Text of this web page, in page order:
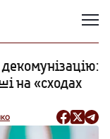
на «сходах